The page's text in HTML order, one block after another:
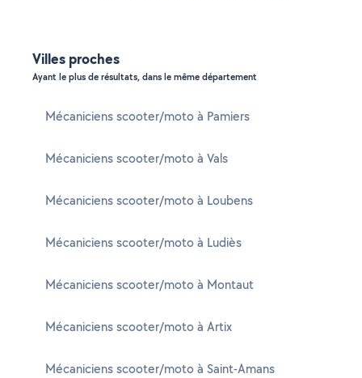
Villes proches
Ayant le plus de résultats, dans le même département
Mécaniciens scooter/moto à Pamiers
Mécaniciens scooter/moto à Vals
Mécaniciens scooter/moto à Loubens
Mécaniciens scooter/moto à Ludiès
Mécaniciens scooter/moto à Montaut
Mécaniciens scooter/moto à Artix
Mécaniciens scooter/moto à Saint-Amans